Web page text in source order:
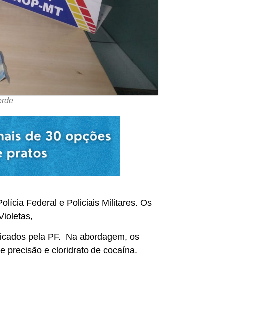
Federal e Policiais Militares. Os
pela PF. Na abordagem, os
precisão e cloridrato de cocaína.